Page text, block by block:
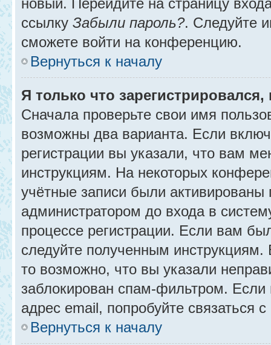
ссылку Забыли пароль?. Следуйте
сможете войти на конференцию.
Вернуться к началу
Я только что
Сначала проверьте свои имя
возможны два варианта. Если
регистрации вы указали, что вам
инструкциям. На некоторых
учётные записи были активированы
администратором до входа в
процессе регистрации. Если вам
следуйте полученным
то возможно, что вы указали
заблокирован спам-фильтром.
адрес email, попробуйте связаться
Вернуться к началу